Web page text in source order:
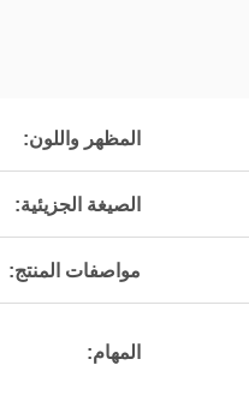
المظهر واللون:
الصيغة الجزيئية:
مواصفات المنتج:
المهام: